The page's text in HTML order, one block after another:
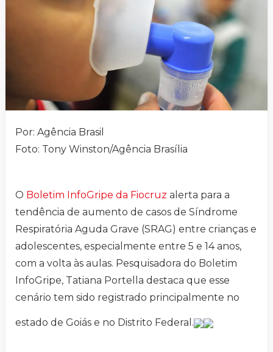
Por: Agência Brasil
Foto: Tony Winston/Agência Brasília
O Boletim InfoGripe da Fiocruz alerta para a
tendência de aumento de casos de Síndrome
Respiratória Aguda Grave (SRAG) entre crianças e
adolescentes, especialmente entre 5 e 14 anos,
com a volta às aulas. Pesquisadora do Boletim
InfoGripe, Tatiana Portella destaca que esse
cenário tem sido registrado principalmente no
estado de Goiás e no Distrito Federal.